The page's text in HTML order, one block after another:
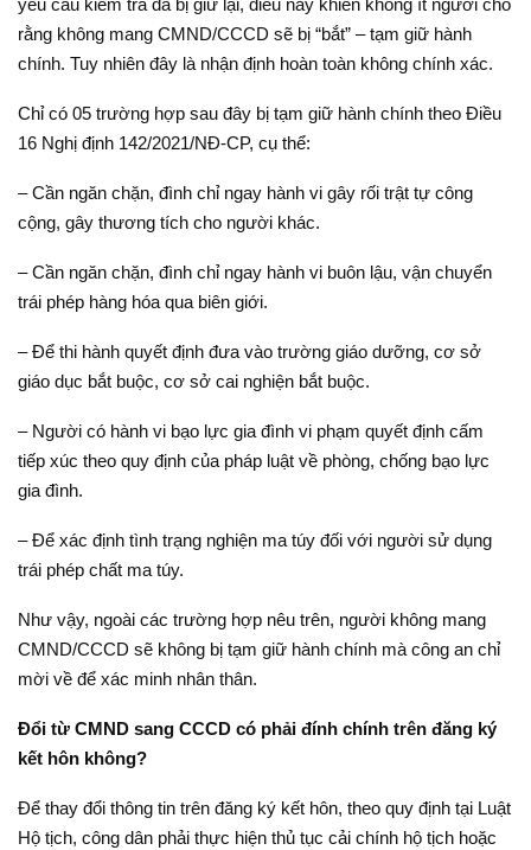
yêu cầu kiểm tra đã bị giữ lại, điều này khiến không ít người cho
rằng không mang CMND/CCCD sẽ bị “bắt” – tạm giữ hành
chính. Tuy nhiên đây là nhận định hoàn toàn không chính xác.
Chỉ có 05 trường hợp sau đây bị tạm giữ hành chính theo Điều
16 Nghị định 142/2021/NĐ-CP, cụ thể:
– Cần ngăn chặn, đình chỉ ngay hành vi gây rối trật tự công
cộng, gây thương tích cho người khác.
– Cần ngăn chặn, đình chỉ ngay hành vi buôn lậu, vận chuyển
trái phép hàng hóa qua biên giới.
– Để thi hành quyết định đưa vào trường giáo dưỡng, cơ sở
giáo dục bắt buộc, cơ sở cai nghiện bắt buộc.
– Người có hành vi bạo lực gia đình vi phạm quyết định cấm
tiếp xúc theo quy định của pháp luật về phòng, chống bạo lực
gia đình.
– Để xác định tình trạng nghiện ma túy đối với người sử dụng
trái phép chất ma túy.
Như vậy, ngoài các trường hợp nêu trên, người không mang
CMND/CCCD sẽ không bị tạm giữ hành chính mà công an chỉ
mời về để xác minh nhân thân.
Đổi từ CMND sang CCCD có phải đính chính trên đăng ký
kết hôn không?
Để thay đổi thông tin trên đăng ký kết hôn, theo quy định tại Luật
Hộ tịch, công dân phải thực hiện thủ tục cải chính hộ tịch hoặc